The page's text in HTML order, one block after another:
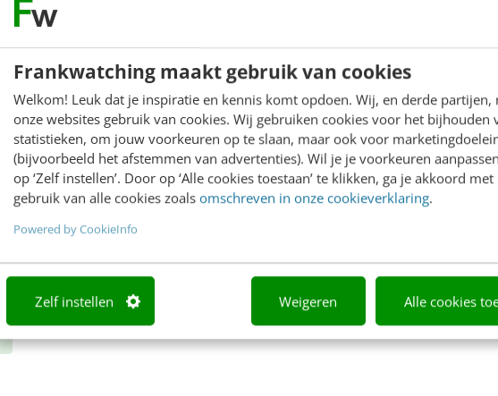
Frankwatching maakt gebruik van cookies
Welkom! Leuk dat je inspiratie en kennis komt opdoen. Wij, en derde partijen,
onze websites gebruik van cookies. Wij gebruiken cookies voor het bijhouden
statistieken, om jouw voorkeuren op te slaan, maar ook voor
(bijvoorbeeld het afstemmen van advertenties). Wil je je voorkeuren
op ‘Zelf instellen’. Door op ‘Alle cookies toestaan’ te klikken, ga je akkoord met
gebruik van alle cookies zoals omschreven in onze cookieverklaring.
Powered by CookieInfo
Zelf instellen Weigeren Alle cookies